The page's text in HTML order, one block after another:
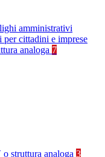
amministrativi
cittadini e imprese
analoga 7
struttura analoga 3